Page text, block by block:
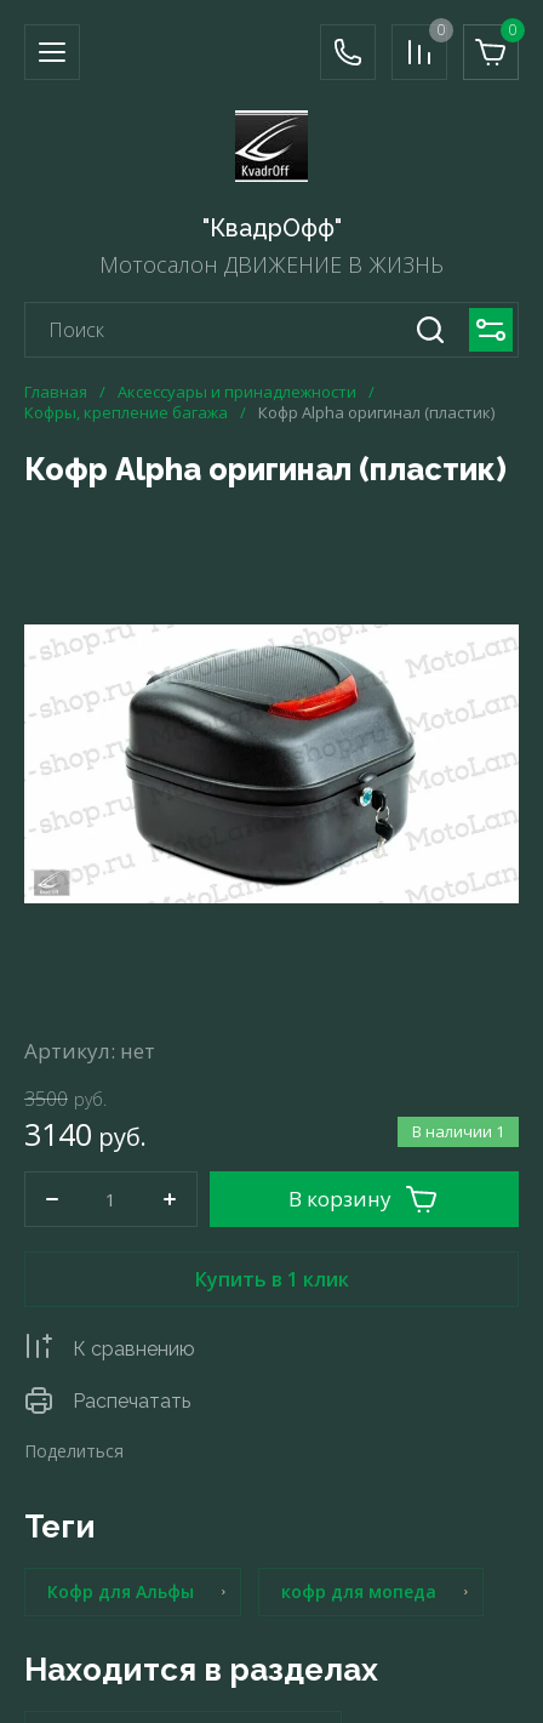
0 0
"КвадрОфф"
Мотосалон ДВИЖЕНИЕ В ЖИЗНЬ
Главная / Аксессуары и принадлежности
/
Кофры, крепление багажа
/ Кофр Alpha оригинал (пластик)
Кофр Alpha оригинал (пластик)
Артикул: нет
В наличии 1
3500 руб.
3140 руб.
В корзину
Купить в 1 клик
К сравнению
Поделиться
Распечатать
теги
Кофр для Альфы кофр для мопеда
Находится в разделах